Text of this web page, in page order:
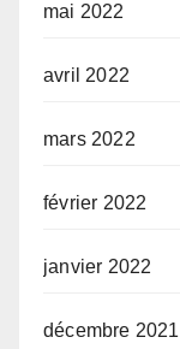
mai 2022
avril 2022
mars 2022
février 2022
janvier 2022
décembre 2021